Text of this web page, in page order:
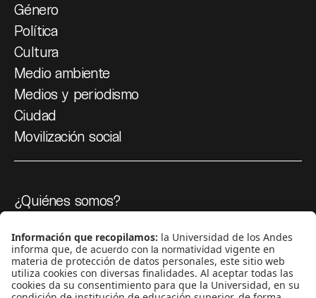
Género
Política
Cultura
Medio ambiente
Medios y periodismo
Ciudad
Movilización social
¿Quiénes somos?
Ediciones especiales
Proyectos 070